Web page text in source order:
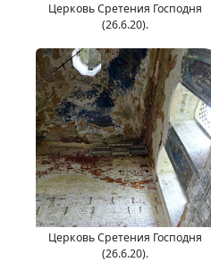
Церковь Сретения Господня
(26.6.20).
Церковь Сретения Господня
(26.6.20).